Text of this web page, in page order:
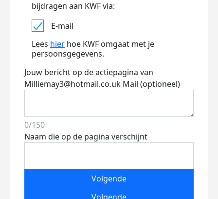
bijdragen aan KWF via:
E-mail
Lees hier hoe KWF omgaat met je
persoonsgegevens.
Jouw bericht op de actiepagina van
Milliemay3@hotmail.co.uk Mail (optioneel)
0/150
Naam die op de pagina verschijnt
Volgende